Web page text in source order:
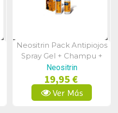
Vista Rápida
Neositrin Pack Antipiojos
Spray Gel + Champu +
Liendrera
Neositrin
19,95 €
Ver Más